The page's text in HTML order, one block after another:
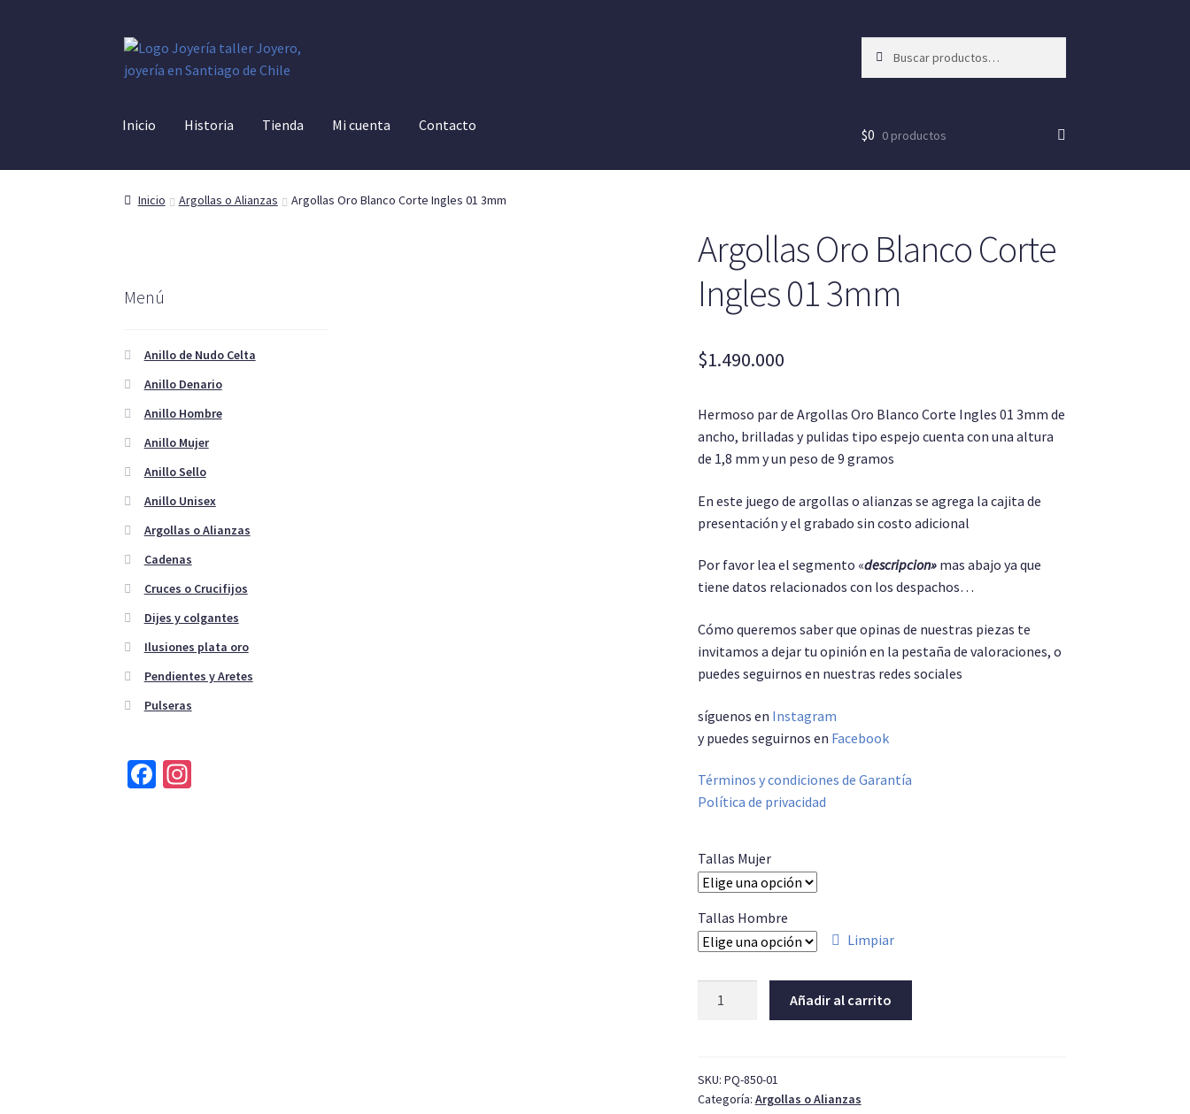
Ir
a
Ir
al
por:
Inicio Historia Tienda Mi cuenta Contacto
$0 0 productos
Inicio Argollas o Alianzas Argollas Oro Blanco Corte Ingles 01 3mm
Argollas Oro Blanco Corte
Ingles 01 3mm
$1.490.000
Hermoso par de Argollas Oro Blanco Corte Ingles 01 3mm de
ancho, brilladas y pulidas tipo espejo cuenta con una altura
de 1,8 mm y un peso de 9 gramos
En este juego de argollas o alianzas se agrega la cajita de
presentación y el grabado sin costo adicional
Por favor lea el segmento «descripcion»mas abajo ya que
tiene datos relacionados con los despachos…
Cómo queremos saber que opinas de nuestras piezas te
invitamos a dejar tu opinión en la pestaña de valoraciones, o
puedes seguirnos en nuestras redes sociales
síguenos en Instagram
y puedes seguirnos en Facebook
Términos y condiciones de Garantía
Política de privacidad
Tallas Mujer
Tallas Hombre
Limpiar
Ingles
01
Añadir al carrito
SKU: PQ-850-01
Categoría: Argollas o Alianzas
Menú
Anillo de Nudo Celta
Anillo Denario
Anillo Hombre
Anillo Mujer
Anillo Sello
Anillo Unisex
Argollas o Alianzas
Cadenas
Cruces o Crucifijos
Dijes y colgantes
Ilusiones plata oro
Pendientes y Aretes
Pulseras
Fa